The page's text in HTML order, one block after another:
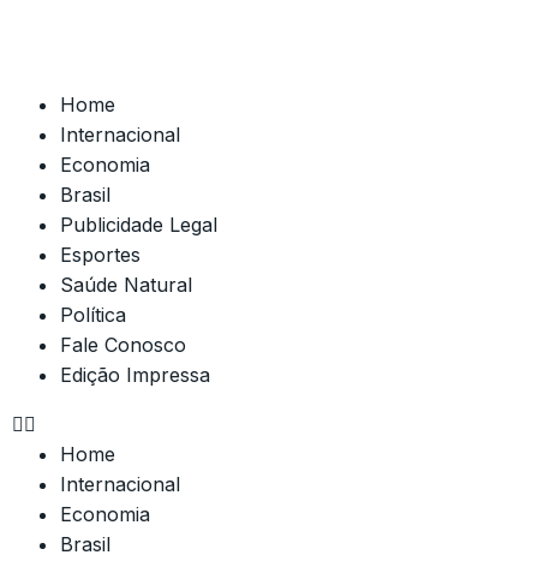
Home
Internacional
Economia
Brasil
Publicidade Legal
Esportes
Saúde Natural
Política
Fale Conosco
Edição Impressa
Home
Internacional
Economia
Brasil